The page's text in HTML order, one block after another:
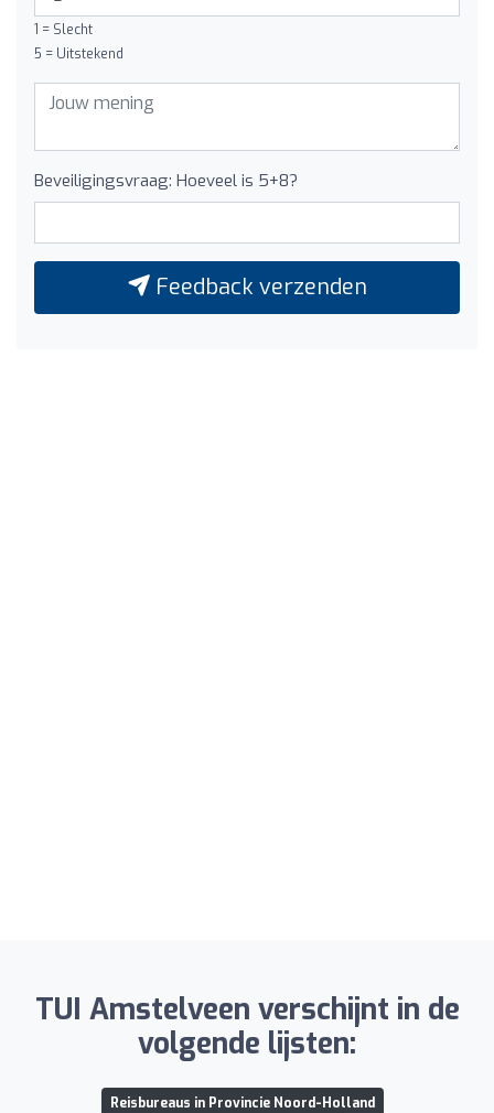
1 = Slecht
5 = Uitstekend
Beveiligingsvraag: Hoeveel is 5+8?
Feedback verzenden
TUI Amstelveen verschijnt in de
volgende lijsten:
Reisbureaus in Provincie Noord-Holland